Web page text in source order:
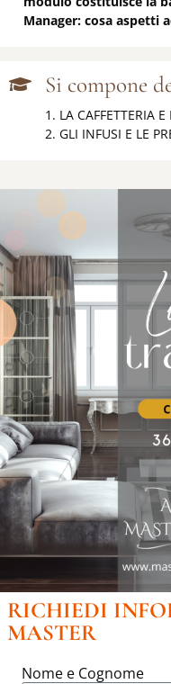
Manager: cosa aspetti
Si compone
LA CAFFETTERIA
GLI INFUSI E LE
RICHIEDI
MASTER
Nome e Cognome